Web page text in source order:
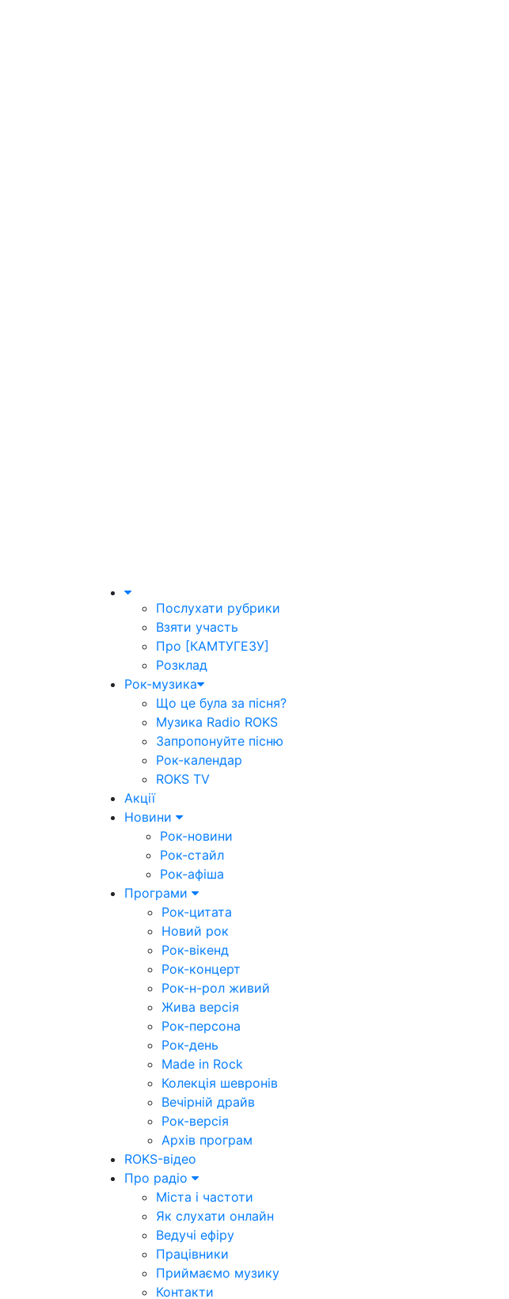
Послухати рубрики
Взяти участь
Про [КАМТУГЕЗУ]
Розклад
Рок-музика
Що це була за пісня?
Музика Radio ROKS
Запропонуйте пісню
Рок-календар
ROKS TV
Акції
Новини
Рок-новини
Рок-стайл
Рок-афіша
Програми
Рок-цитата
Новий рок
Рок-вікенд
Рок-концерт
Рок-н-рол живий
Жива версія
Рок-персона
Рок-день
Made in Rock
Колекція шевронів
Вечірній драйв
Рок-версія
Архів програм
ROKS-відео
Про радіо
Міста і частоти
Як слухати онлайн
Ведучі ефіру
Працівники
Приймаємо музику
Контакти